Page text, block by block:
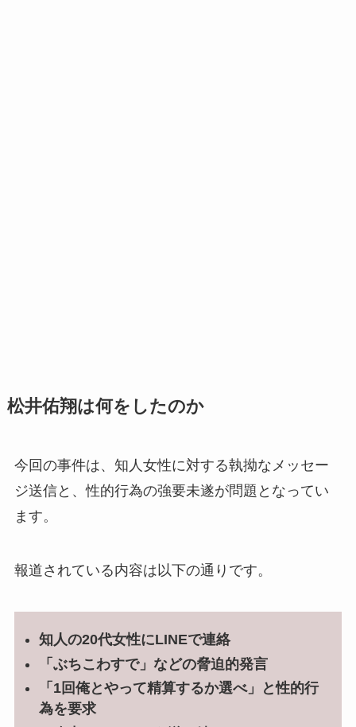
松井佑翔は何をしたのか
今回の事件は、知人女性に対する執拗なメッセー
ジ送信と、性的行為の強要未遂が問題となってい
ます。
報道されている内容は以下の通りです。
知人の20代女性にLINEで連絡
「ぶちこわすで」などの脅迫的発言
「1回俺とやって精算するか選べ」と性的行
為を要求